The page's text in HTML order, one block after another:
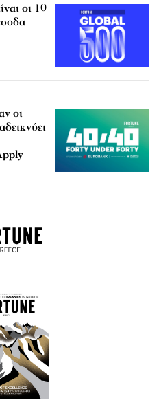
οι 10
οι